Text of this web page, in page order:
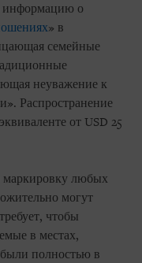
информацию о
» в
семейные
неуважение к
Распространение
от USD 25
маркировку любых
могут
чтобы
в местах,
полностью в